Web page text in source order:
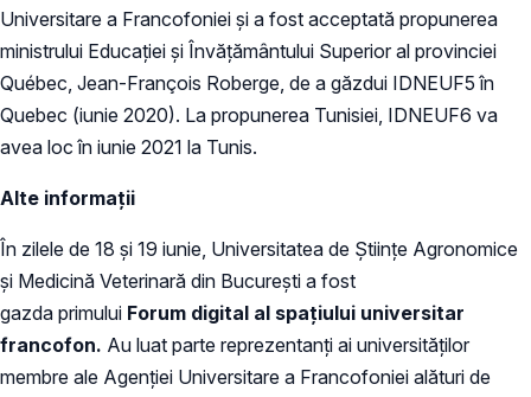
Universitare a Francofoniei și a fost acceptată propunerea
ministrului Educației și Învățământului Superior al provinciei
Québec, Jean-François Roberge, de a găzdui IDNEUF5 în
Quebec (iunie 2020). La propunerea Tunisiei, IDNEUF6 va
avea loc în iunie 2021 la Tunis.
Alte informații
În zilele de 18 și 19 iunie, Universitatea de Științe Agronomice
și Medicină Veterinară din București a fost
gazda primului Forum digital al spațiului universitar
francofon. Au luat parte reprezentanți ai universităților
membre ale Agenției Universitare a Francofoniei alături de